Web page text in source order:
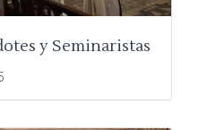
y Seminaristas